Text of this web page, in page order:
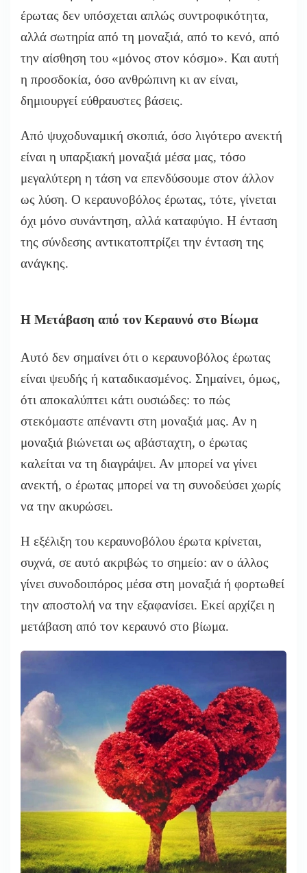
έρωτας δεν υπόσχεται απλώς συντροφικότητα,
αλλά σωτηρία από τη μοναξιά, από το κενό, από
την αίσθηση του «μόνος στον κόσμο». Και αυτή
η προσδοκία, όσο ανθρώπινη κι αν είναι,
δημιουργεί εύθραυστες βάσεις.
Από ψυχοδυναμική σκοπιά, όσο λιγότερο ανεκτή
είναι η υπαρξιακή μοναξιά μέσα μας, τόσο
μεγαλύτερη η τάση να επενδύσουμε στον άλλον
ως λύση. Ο κεραυνοβόλος έρωτας, τότε, γίνεται
όχι μόνο συνάντηση, αλλά καταφύγιο. Η ένταση
της σύνδεσης αντικατοπτρίζει την ένταση της
ανάγκης.
Η Μετάβαση από τον Κεραυνό στο Βίωμα
Αυτό δεν σημαίνει ότι ο κεραυνοβόλος έρωτας
είναι ψευδής ή καταδικασμένος. Σημαίνει, όμως,
ότι αποκαλύπτει κάτι ουσιώδες: το πώς
στεκόμαστε απέναντι στη μοναξιά μας. Αν η
μοναξιά βιώνεται ως αβάσταχτη, ο έρωτας
καλείται να τη διαγράψει. Αν μπορεί να γίνει
ανεκτή, ο έρωτας μπορεί να τη συνοδεύσει χωρίς
να την ακυρώσει.
Η εξέλιξη του κεραυνοβόλου έρωτα κρίνεται,
συχνά, σε αυτό ακριβώς το σημείο: αν ο άλλος
γίνει συνοδοιπόρος μέσα στη μοναξιά ή φορτωθεί
την αποστολή να την εξαφανίσει. Εκεί αρχίζει η
μετάβαση από τον κεραυνό στο βίωμα.